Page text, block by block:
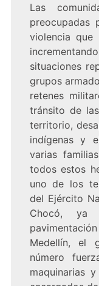
Las
preocupadas
violencia que
situaciones
grupos
retenes
tránsito de
territorio,
indígenas y
varias
todos estos
uno de los
del Ejército
Chocó,
Medellín, el
número
maquinarias